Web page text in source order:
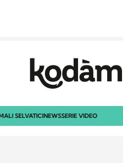
SELVATICINEWSSERIE VIDEO